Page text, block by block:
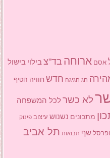
אסם ארוחה בד"צ בילוי בישול
חג חגיגה חדש חוויה חטיף
לא כשר לכל המשפחה
מתכונים נשנוש עיצוב פינוק
שף תבואות תל אביב